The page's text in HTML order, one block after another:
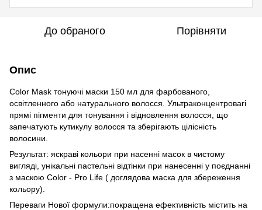
До обраного Порівняти
Опис
Color Mask тонуючі маски 150 мл для фарбованого,
освітленного або натурального волосся. Ультраконцентровагі
прямі пігменти для тонування і відновлення волосся, що
запечатують кутикулу волосся та зберігають цілісність
волосини.
Результат: яскраві кольори при насенні масок в чистому
вигляді, унікальні пастельні відтінки при нанесенні у поєднанні
з маскою Color - Pro Life ( доглядова маска для збереження
кольору).
Переваги Нової формули:покращена ефективність містить на